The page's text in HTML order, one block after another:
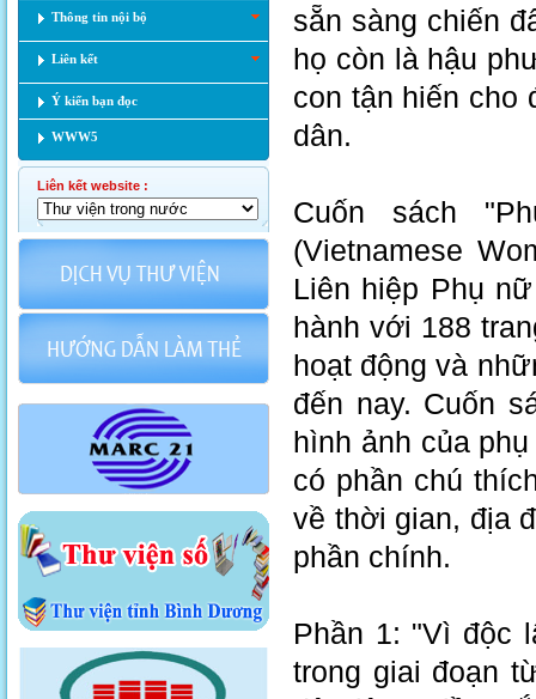
Thông tin nội bộ
Liên kết
Ý kiến bạn đọc
WWW5
Liên kết website :
sẵn sàng chiến
họ còn là hậu
con tận hiến cho
dân.
Cuốn sách
(Vietnamese
Liên hiệp Phụ
hành với 188
hoạt động và
đến nay. Cuốn
hình ảnh của
có phần chú
về thời gian, địa
phần chính.
Phần 1: "Vì độc
trong giai đoạn